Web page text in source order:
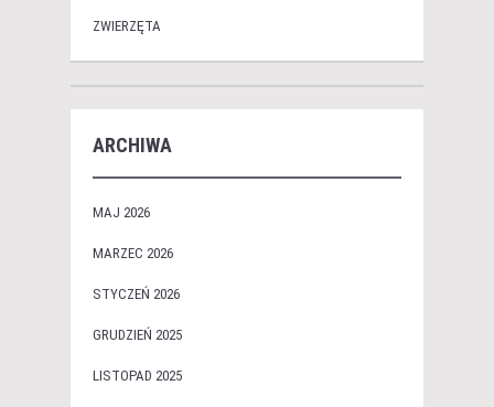
ZWIERZĘTA
ARCHIWA
MAJ 2026
MARZEC 2026
STYCZEŃ 2026
GRUDZIEŃ 2025
LISTOPAD 2025